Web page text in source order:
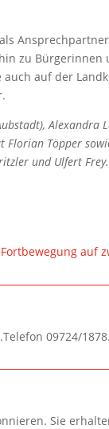
zu Bürgerinnen
auf der
Alexandra
Florian Töpper
und Ulfert Frey.
auf
09724/1878.
Sie